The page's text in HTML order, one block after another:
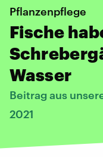
Pflanzenpflege
Fische
Wasser
Beitrag aus
2021